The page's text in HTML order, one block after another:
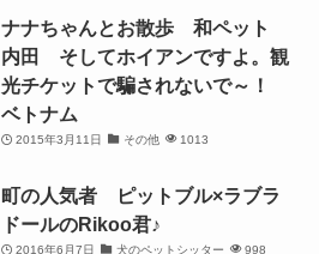
ナナちゃんとお散歩 和ペット
内田 そしてホイアンですよ。観
光チケットで騙されないで～！
ベトナム
2015年3月11日 その他 1013
町の人気者 ピットブル×ラブラ
ドールのRikoo君♪
2016年6月7日 犬のペットシッター 998